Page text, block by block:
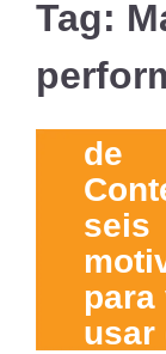
Tag:
de
seis
para
usar